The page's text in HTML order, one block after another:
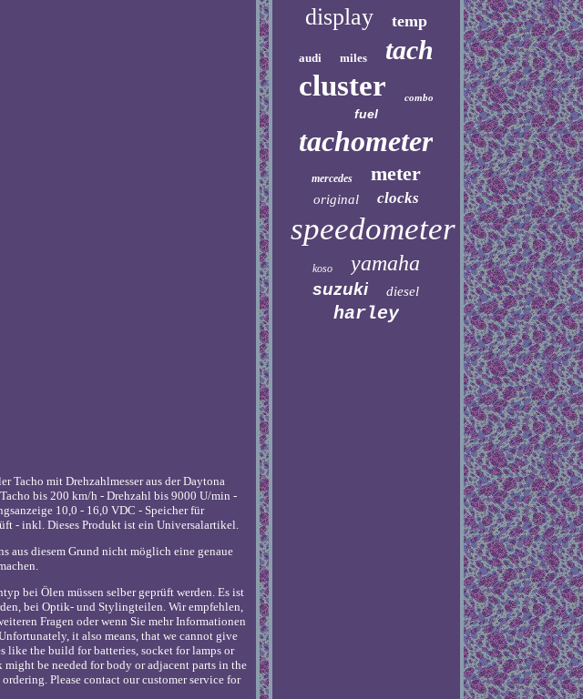
Tacho mit Drehzahlmesser aus der Daytona
bis 200 km/h - Drehzahl bis 9000 U/min -
10,0 - 16,0 VDC - Speicher für
- inkl. Dieses Produkt ist ein Universalartikel.
aus diesem Grund nicht möglich eine genaue
bei Ölen müssen selber geprüft werden. Es ist
bei Optik- und Stylingteilen. Wir empfehlen,
Fragen oder wenn Sie mehr Informationen
it also means, that we cannot give
like the build for batteries, socket for lamps or
be needed for body or adjacent parts in the
Please contact our customer service for
display temp
audi miles tach
cluster combo
fuel
tachometer
mercedes meter
original clocks
speedometer
koso yamaha
suzuki diesel
harley